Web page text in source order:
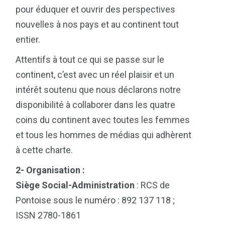
pour éduquer et ouvrir des perspectives
nouvelles à nos pays et au continent tout
entier.
Attentifs à tout ce qui se passe sur le
continent, c’est avec un réel plaisir et un
intérêt soutenu que nous déclarons notre
disponibilité à collaborer dans les quatre
coins du continent avec toutes les femmes
et tous les hommes de médias qui adhèrent
à cette charte.
2- Organisation :
Siège Social-Administration : RCS de
Pontoise sous le numéro : 892 137 118 ;
ISSN 2780-1861